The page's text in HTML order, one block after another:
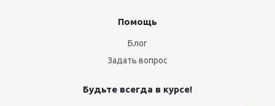
Помощь
Блог
Задать вопрос
Будьте всегда в курсе!